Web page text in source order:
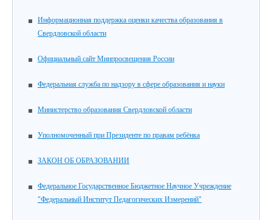
Информационная поддержка оценки качества образования в
Свердловской области
Официальный сайт Минпросвещения России
Федеральная служба по надзору в сфере образования и науки
Министерство образования Свердловской области
Уполномоченный при Президенте по правам ребёнка
ЗАКОН ОБ ОБРАЗОВАНИИ
Федеральное Государственное Бюджетное Научное Учреждение
"Федеральный Институт Педагогических Измерений"